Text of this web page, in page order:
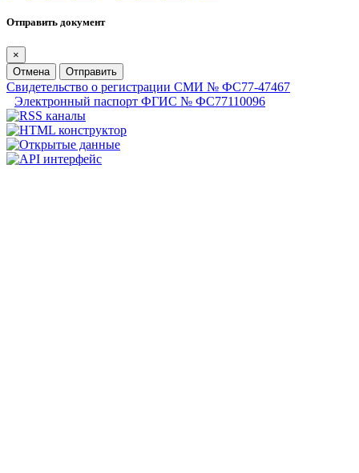
Отправить документ
×
Отмена
Отправить
Свидетельство о регистрации СМИ № ФС77-47467
Электронный паспорт ФГИС № ФС77110096